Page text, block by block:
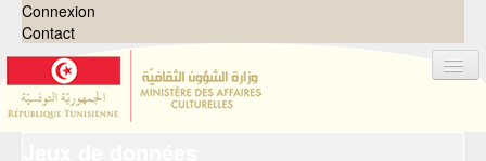
Connexion
Contact